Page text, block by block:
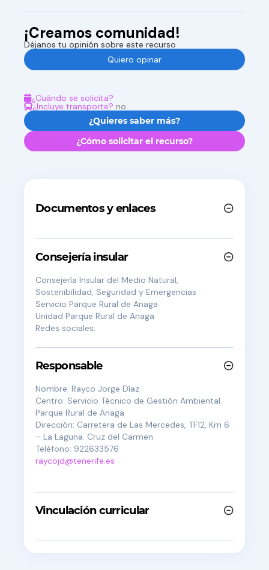
¡Creamos comunidad!
Déjanos tu opinión sobre este recurso
Quiero opinar
¿Cuándo se solicita?
¿Incluye transporte? no
¿Quieres saber más?
¿Cómo solicitar el recurso?
Documentos y enlaces
Consejería insular
Consejería Insular del Medio Natural,
Sostenibilidad, Seguridad y Emergencias
ServicioParque Rural de Anaga
UnidadParque Rural de Anaga
Redes sociales:
Responsable
Nombre:Rayco Jorge Díaz
Centro: Servicio Técnico de Gestión Ambiental.
Parque Rural de Anaga
Dirección: Carretera de Las Mercedes, TF12, Km 6
– La Laguna. Cruz del Carmen
Teléfono: 922633576
raycojd@tenerife.es
Vinculación curricular